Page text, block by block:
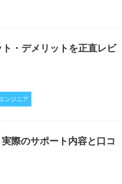
・デメリットを正直レビ
ンジニア
際のサポート内容と口コ